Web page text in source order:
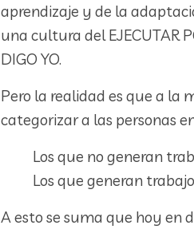
aprendizaje y de la
una cultura del EJECUTAR
DIGO YO.
Pero la realidad es que a la
categorizar a las personas
Los que no generan
Los que generan
A esto se suma que hoy en